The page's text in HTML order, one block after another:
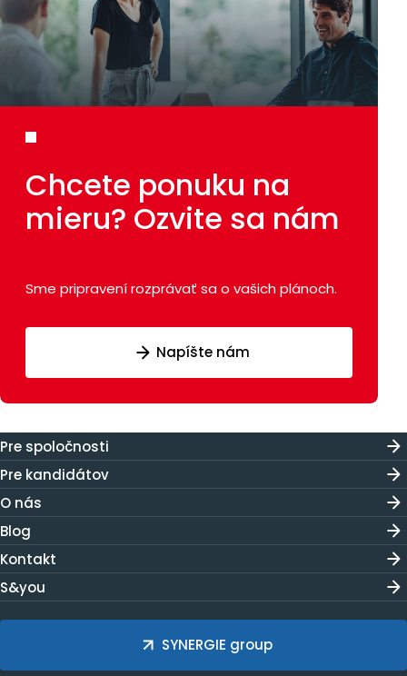
Chcete ponuku na
mieru? Ozvite sa nám
Sme pripravení rozprávať sa o vašich plánoch.
Napíšte nám
Pre spoločnosti
Pre kandidátov
O nás
Blog
Kontakt
S&you
SYNERGIE group